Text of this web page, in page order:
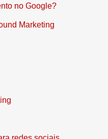
no Google?
Marketing